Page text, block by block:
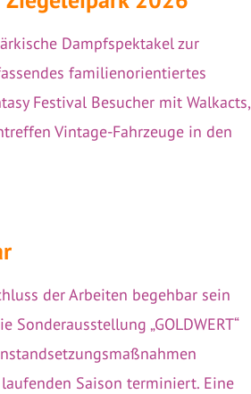
Dampfspektakel zur
familienorientiertes
Festival Besucher mit Walkacts,
Vintage-Fahrzeuge in den
der Arbeiten begehbar sein
„GOLDWERT“
Saison terminiert. Eine